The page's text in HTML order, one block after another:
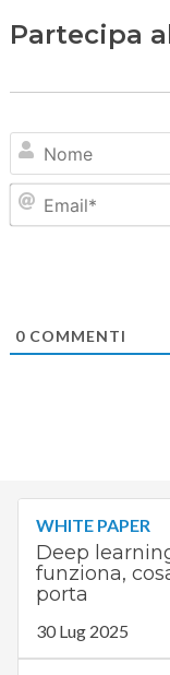
Partecipa
0COMMENTI
WHITE PAPER
Deep
funziona,
porta
30 Lug 2025